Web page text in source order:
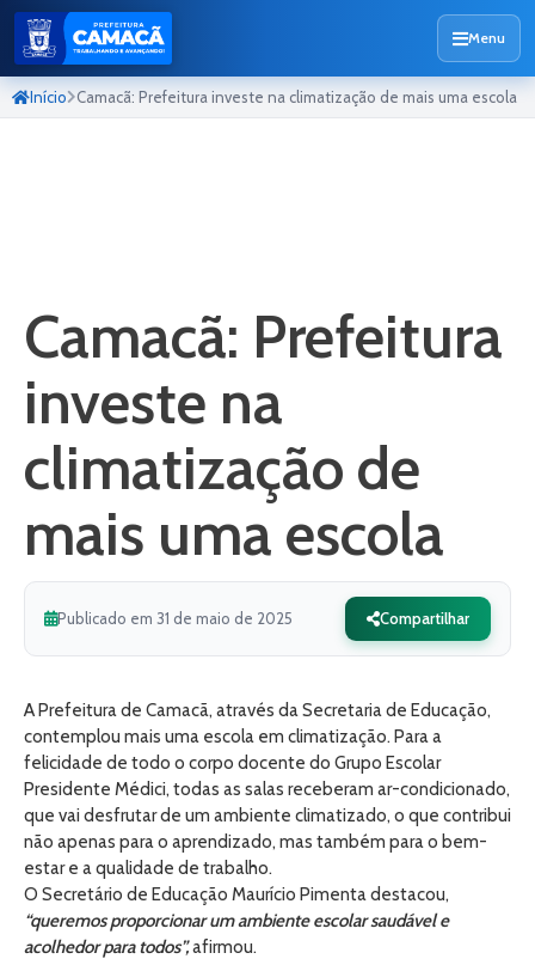
Menu
Início Camacã: Prefeitura investe na climatização de mais uma escola
Camacã: Prefeitura
investe na
climatização de
mais uma escola
Publicado em 31 de maio de 2025 Compartilhar
A Prefeitura de Camacã, através da Secretaria de Educação,
contemplou mais uma escola em climatização. Para a
felicidade de todo o corpo docente do Grupo Escolar
Presidente Médici, todas as salas receberam ar-condicionado,
que vai desfrutar de um ambiente climatizado, o que contribui
não apenas para o aprendizado, mas também para o bem-
estar e a qualidade de trabalho.
O Secretário de Educação Maurício Pimenta destacou,
“queremos proporcionar um ambiente escolar saudável e
acolhedor para todos”,afirmou.